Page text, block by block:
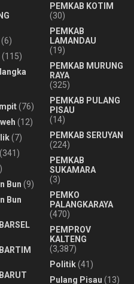
(6)
(115)
(76)
(12)
(7)
(341)
Bun (9)
Bun
PEMKAB KOTIM
(30)
PEMKAB
LAMANDAU
(19)
PEMKAB MURUNG
RAYA
(325)
PEMKAB PULANG
PISAU
(14)
PEMKAB SERUYAN
(224)
PEMKAB
SUKAMARA
(3)
PEMKO
PALANGKARAYA
(470)
PEMPROV
KALTENG
(3,387)
Politik(41)
Pulang Pisau (13)